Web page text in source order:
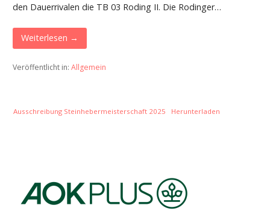
den Dauerrivalen die TB 03 Roding II. Die Rodinger…
Weiterlesen →
Veröffentlicht in: Allgemein
Ausschreibung Steinhebermeisterschaft 2025 Herunterladen